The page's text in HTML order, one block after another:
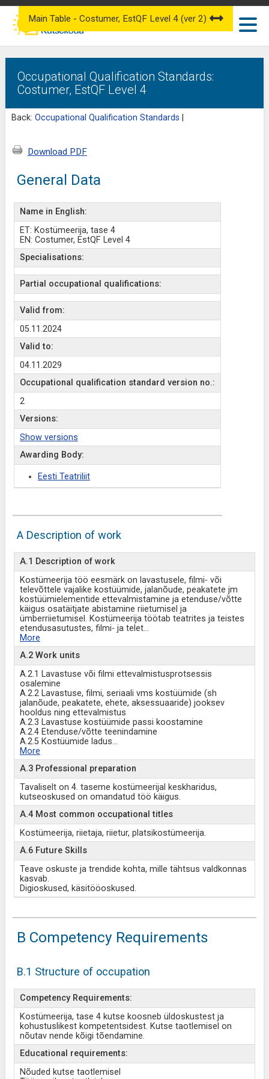
Occupational Qualification Standards:
Costumer, EstQF Level 4
Back: Occupational Qualification Standards
Main Table - Costumer, EstQF Level 4 (ver 2)
Download PDF
General Data
Name in English:
ET: Kostümeerija, tase 4
EN: Costumer, EstQF Level 4
Specialisations:
Partial occupational qualifications:
Valid from:
05.11.2024
Valid to:
04.11.2029
Occupational qualification standard version no.:
2
Versions:
Show versions
Awarding Body:
Eesti Teatriliit
A Description of work
A.1 Description of work
Kostümeerija töö eesmärk on lavastusele, filmi- või
televõttele vajalike kostüümide, jalanõude, peakatete jm
kostüümielementide ettevalmistamine ja etenduse/võtte
käigus osatäitjate abistamine riietumisel ja
ümberriietumisel. Kostümeerija töötab teatrites ja teistes
etendusasutustes, filmi- ja telet...
More
A.2 Work units
A.2.1 Lavastuse või filmi ettevalmistusprotsessis
osalemine
A.2.2 Lavastuse, filmi, seriaali vms kostüümide (sh
jalanõude, peakatete, ehete, aksessuaaride) jooksev
hooldus ning ettevalmistus
A.2.3 Lavastuse kostüümide passi koostamine
A.2.4 Etenduse/võtte teenindamine
A.2.5 Kostüümide ladus...
More
A.3 Professional preparation
Tavaliselt on 4. taseme kostümeerijal keskharidus,
kutseoskused on omandatud töö käigus.
A.4 Most common occupational titles
Kostümeerija, riietaja, riietur, platsikostümeerija.
A.6 Future Skills
Teave oskuste ja trendide kohta, mille tähtsus valdkonnas
kasvab.
Digioskused, käsitööoskused.
B Competency Requirements
B.1 Structure of occupation
Competency Requirements:
Kostümeerija, tase 4 kutse koosneb üldoskustest ja
kohustuslikest kompetentsidest. Kutse taotlemisel on
nõutav nende kõigi tõendamine.
Educational requirements:
Nõuded kutse taotlemisel